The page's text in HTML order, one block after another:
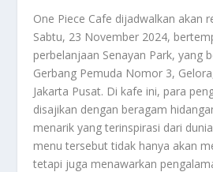
One Piece Cafe dijadwalkan akan
Sabtu, 23 November 2024,
perbelanjaan Senayan Park, yang
Gerbang Pemuda Nomor 3,
Jakarta Pusat. Di kafe ini, para
disajikan dengan beragam
menarik yang terinspirasi dari
menu tersebut tidak hanya akan
tetapi juga menawarkan